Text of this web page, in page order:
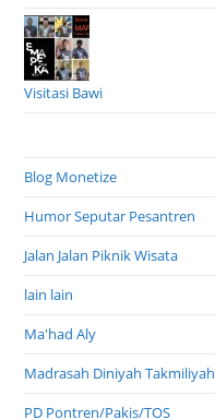
Visitasi Bawi
Blog Monetize
Humor Seputar Pesantren
Jalan Jalan Piknik Wisata
lain lain
Ma'had Aly
Madrasah Diniyah Takmiliyah
PD Pontren/Pakis/TOS